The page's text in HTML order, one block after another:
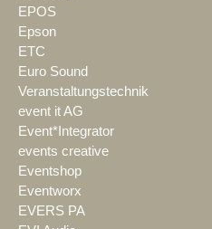
EPOS
Epson
ETC
Euro Sound
Veranstaltungstechnik
event it AG
Event*Integrator
events creative
Eventshop
Eventworx
EVERS PA